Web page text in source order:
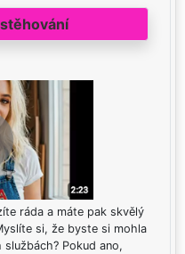
ráda a máte pak skvělý
si, že byste si mohla
Pokud ano,